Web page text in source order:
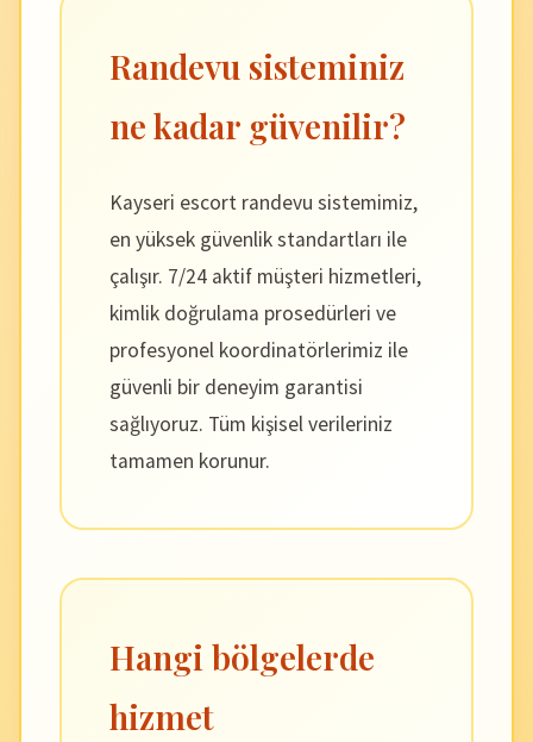
Randevu sisteminiz
ne kadar güvenilir?
Kayseri escort randevu sistemimiz,
en yüksek güvenlik standartları ile
çalışır. 7/24 aktif müşteri hizmetleri,
kimlik doğrulama prosedürleri ve
profesyonel koordinatörlerimiz ile
güvenli bir deneyim garantisi
sağlıyoruz. Tüm kişisel verileriniz
tamamen korunur.
Hangi bölgelerde
hizmet